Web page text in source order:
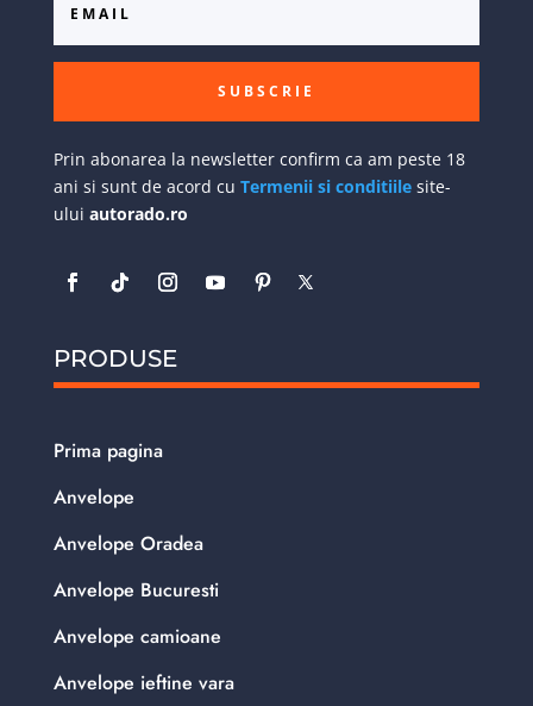
SUBSCRIE
Prin abonarea la newsletter confirm ca am peste 18
ani si sunt de acord cu Termenii si conditiilesite-
ului autorado.ro
PRODUSE
Prima pagina
Anvelope
Anvelope Oradea
Anvelope Bucuresti
Anvelope camioane
Anvelope ieftine vara